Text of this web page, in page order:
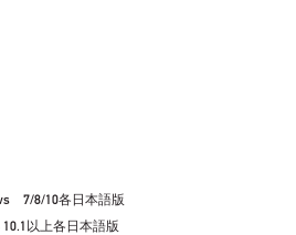
7/8/10各日本語版
10.1以上各日本語版